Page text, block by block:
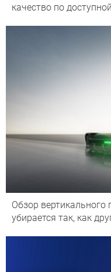
качество по
Обзор вертикального
убирается так, как